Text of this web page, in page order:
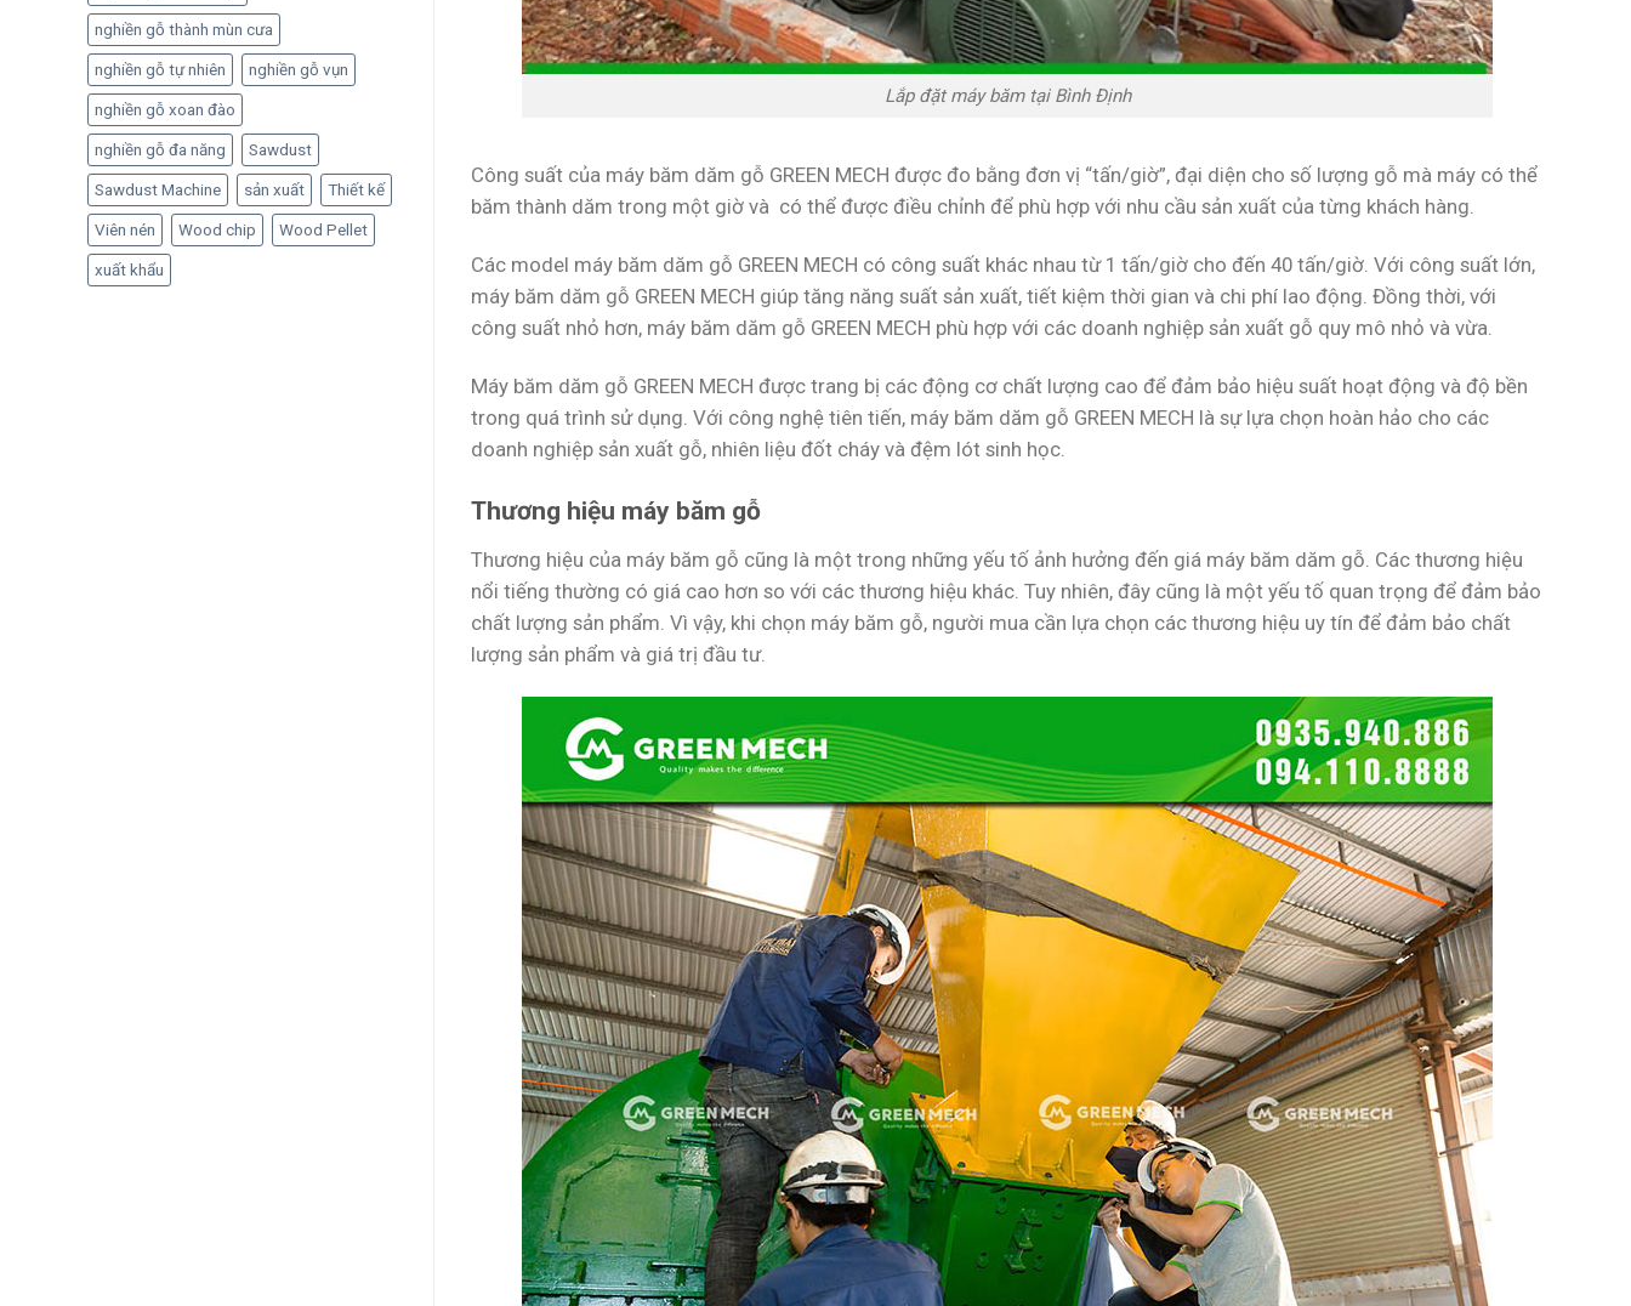
nghiền gỗ thành mùn cưa
nghiền gỗ tự nhiên nghiền gỗ vụn
nghiền gỗ xoan đào
nghiền gỗ đa năng Sawdust
Sawdust Machine sản xuất Thiết kế
Viên nén Wood chip Wood Pellet
xuất khẩu
Lắp đặt máy băm tại Bình Định
Công suất của máy băm dăm gỗ GREEN MECH được đo bằng đơn vị “tấn/giờ”, đại diện cho số lượng gỗ mà máy có thể
băm thành dăm trong một giờ và có thể được điều chỉnh để phù hợp với nhu cầu sản xuất của từng khách hàng.
Các model máy băm dăm gỗ GREEN MECH có công suất khác nhau từ 1 tấn/giờ cho đến 40 tấn/giờ. Với công suất lớn,
máy băm dăm gỗ GREEN MECH giúp tăng năng suất sản xuất, tiết kiệm thời gian và chi phí lao động. Đồng thời, với
công suất nhỏ hơn, máy băm dăm gỗ GREEN MECH phù hợp với các doanh nghiệp sản xuất gỗ quy mô nhỏ và vừa.
Máy băm dăm gỗ GREEN MECH được trang bị các động cơ chất lượng cao để đảm bảo hiệu suất hoạt động và độ bền
trong quá trình sử dụng. Với công nghệ tiên tiến, máy băm dăm gỗ GREEN MECH là sự lựa chọn hoàn hảo cho các
doanh nghiệp sản xuất gỗ, nhiên liệu đốt cháy và đệm lót sinh học.
Thương hiệu máy băm gỗ
Thương hiệu của máy băm gỗ cũng là một trong những yếu tố ảnh hưởng đến giá máy băm dăm gỗ. Các thương hiệu
nổi tiếng thường có giá cao hơn so với các thương hiệu khác. Tuy nhiên, đây cũng là một yếu tố quan trọng để đảm bảo
chất lượng sản phẩm. Vì vậy, khi chọn máy băm gỗ, người mua cần lựa chọn các thương hiệu uy tín để đảm bảo chất
lượng sản phẩm và giá trị đầu tư.